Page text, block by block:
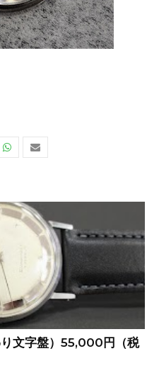
文字盤）55,000円（税